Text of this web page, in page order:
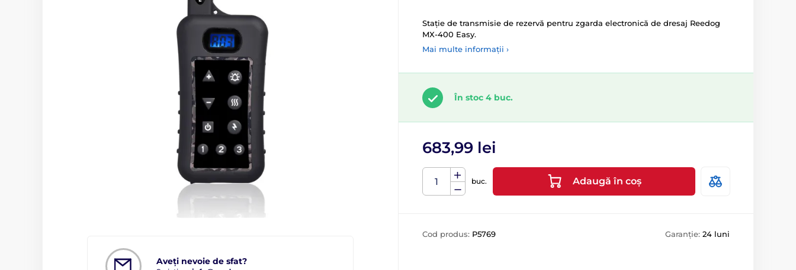
Aveți nevoie de sfat?
Stație de transmisie de rezervă pentru zgarda electronică de dresaj Reedog
MX-400 Easy.
Mai multe informații ›
În stoc 4 buc.
683,99 lei
buc. Adaugă în coș
Cod produs: P5769 Garanție: 24 luni